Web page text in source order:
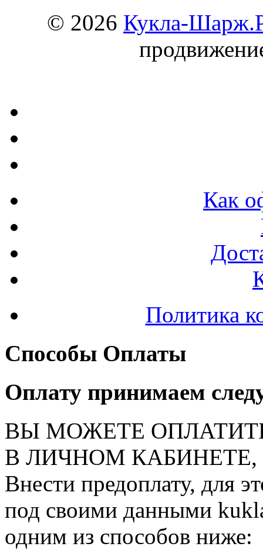
© 2026 Кукла-
Как
Политика
Способы Оплаты
Оплату принимаем
ВЫ МОЖЕТЕ
В ЛИЧНОМ КАБИНЕТЕ,
Внести предоплату, для
под своими данными
одним из способов ниже: